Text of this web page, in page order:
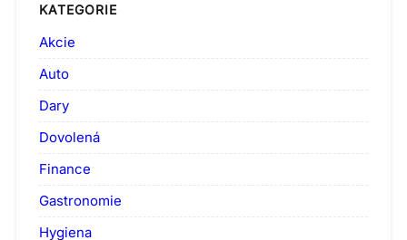
KATEGORIE
Akcie
Auto
Dary
Dovolená
Finance
Gastronomie
Hygiena